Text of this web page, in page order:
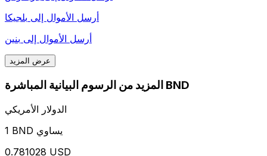
أرسل الأموال إلى بلجيكا
أرسل الأموال إلى بنين
عرض المزيد
المزيد من الرسوم البيانية المباشرة BND
الدولار الأمريكي
1 BND يساوي
0.781028 USD